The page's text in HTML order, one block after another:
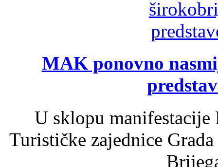
MAK ponovno
U sklopu
Turističke zajednice